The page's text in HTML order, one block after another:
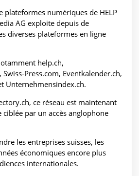
plateformes numériques de HELP
AG exploite depuis de
diverses plateformes en ligne
help.ch,
Swiss-Press.com, Eventkalender.ch,
Unternehmensindex.ch.
ce réseau est maintenant
par un accès anglophone
les entreprises suisses, les
économiques encore plus
internationales.